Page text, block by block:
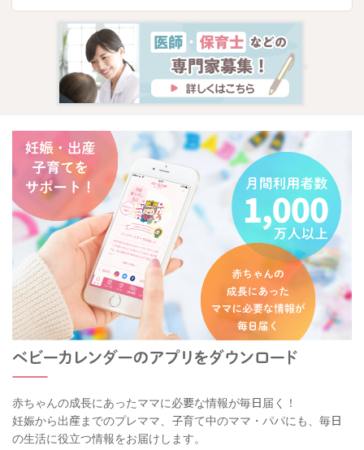
赤ちゃんの成長にあったママに必要な情報が毎日届く！
妊娠から出産までのプレママ、子育て中のママ・パパにも、毎日
の生活に役立つ情報をお届けします。